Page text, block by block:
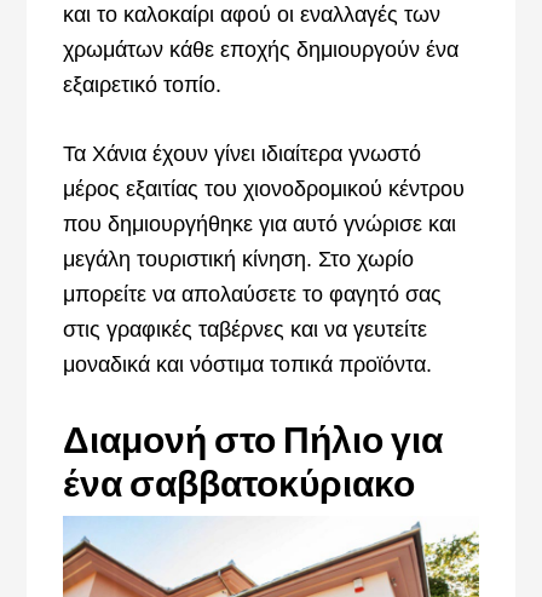
και το καλοκαίρι αφού οι εναλλαγές των
χρωμάτων κάθε εποχής δημιουργούν ένα
εξαιρετικό τοπίο.
Τα Χάνια έχουν γίνει ιδιαίτερα γνωστό
μέρος εξαιτίας του χιονοδρομικού κέντρου
που δημιουργήθηκε για αυτό γνώρισε και
μεγάλη τουριστική κίνηση. Στο χωρίο
μπορείτε να απολαύσετε το φαγητό σας
στις γραφικές ταβέρνες και να γευτείτε
μοναδικά και νόστιμα τοπικά προϊόντα.
Διαμονή στο Πήλιο για
ένα σαββατοκύριακο